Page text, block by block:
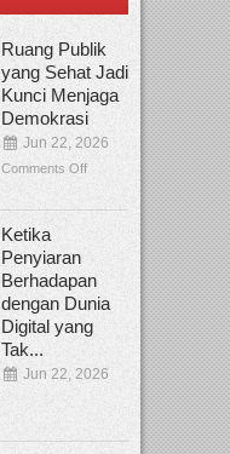
Ruang Publik
yang Sehat Jadi
Kunci Menjaga
Demokrasi
Jun 22, 2026
Comments Off
Ketika
Penyiaran
Berhadapan
dengan Dunia
Digital yang
Tak...
Jun 22, 2026